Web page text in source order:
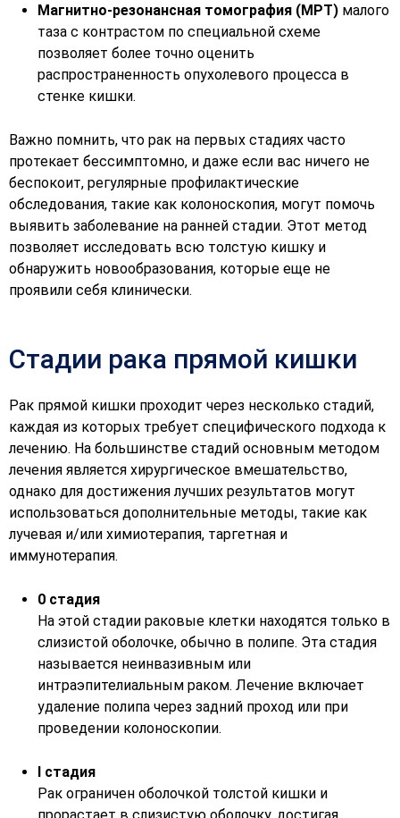
Магнитно-резонансная томография (МРТ) малого
таза с контрастом по специальной схеме
позволяет более точно оценить
распространенность опухолевого процесса в
стенке кишки.
Важно помнить, что рак на первых стадиях часто
протекает бессимптомно, и даже если вас ничего не
беспокоит, регулярные профилактические
обследования, такие как колоноскопия, могут помочь
выявить заболевание на ранней стадии. Этот метод
позволяет исследовать всю толстую кишку и
обнаружить новообразования, которые еще не
проявили себя клинически.
Стадии рака прямой кишки
Рак прямой кишки проходит через несколько стадий,
каждая из которых требует специфического подхода к
лечению. На большинстве стадий основным методом
лечения является хирургическое вмешательство,
однако для достижения лучших результатов могут
использоваться дополнительные методы, такие как
лучевая и/или химиотерапия, таргетная и
иммунотерапия.
0 стадия
На этой стадии раковые клетки находятся только в
слизистой оболочке, обычно в полипе. Эта стадия
называется неинвазивным или
интраэпителиальным раком. Лечение включает
удаление полипа через задний проход или при
проведении колоноскопии.
I стадия
Рак ограничен оболочкой толстой кишки и